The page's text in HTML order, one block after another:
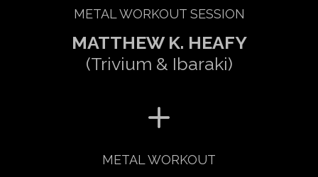
METAL WORKOUT SESSION
MATTHEW K. HEAFY
(Trivium & Ibaraki)
METAL WORKOUT